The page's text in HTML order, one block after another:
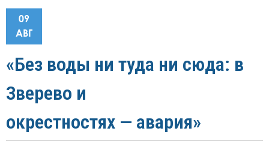
09
АВГ
«Без воды ни туда ни сюда: в
Зверево и
окрестностях — авария»